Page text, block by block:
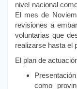
nivel nacional
El mes de
revisiones a
voluntarias que
realizarse hasta el
El plan de
como